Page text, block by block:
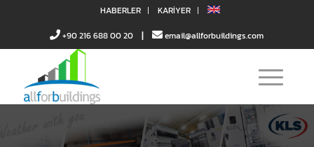
HABERLER
KARIYER
+90 216 688 00 20
| email@allforbuildings.com